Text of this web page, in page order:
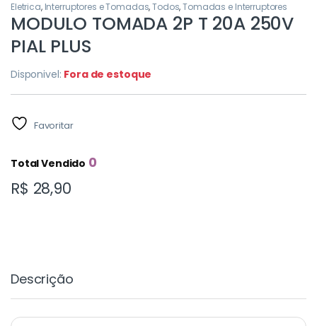
Eletrica, Interruptores e Tomadas,Todos,Tomadas e Interruptores
MODULO TOMADA 2P T 20A 250V
PIAL PLUS
Disponivel: Fora de estoque
Favoritar
Total Vendido 0
R$ 28,90
Descrição